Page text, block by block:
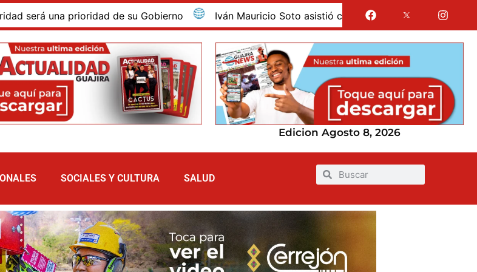
una prioridad de su Gobierno Iván Mauricio Soto asistió como invitado especial a la
Edicion Agosto 8, 2026
SOCIALES Y CULTURA SALUD